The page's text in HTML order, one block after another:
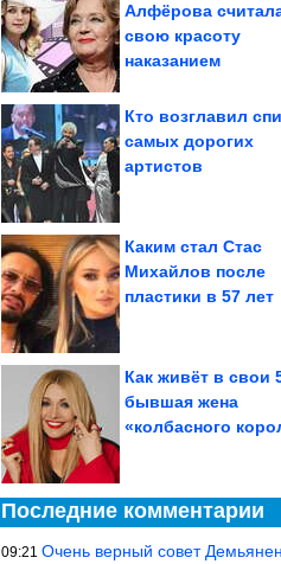
Алфёрова
свою красоту
наказанием
Кто возглавил
самых дорогих
артистов
Каким стал Стас
Михайлов после
пластики в 57 лет
Как живёт в свои
бывшая жена
«колбасного
Последние комментарии
09:21 Очень верный совет Демьяненко: в этой среде надо либо